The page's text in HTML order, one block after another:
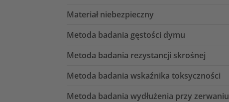
Materiał niebezpieczny
Metoda badania gęstości dymu
Metoda badania rezystancji skrośnej
Metoda badania wskaźnika toksyczności
Metoda badania wydłużenia przy zerwaniu